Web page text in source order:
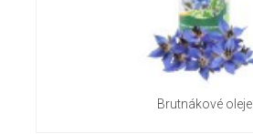
Brutnákové oleje